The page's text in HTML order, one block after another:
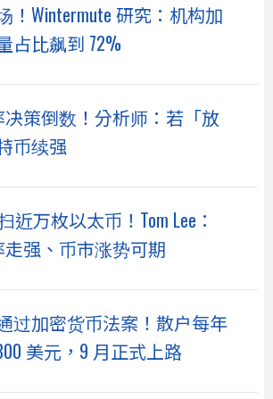
！Wintermute 研究：机构加
占比飙到 72%
决策倒数！分析师：若「放
币续强
近万枚以太币！Tom Lee：
走强、币市涨势可期
过加密货币法案！散户每年
美元，9 月正式上路